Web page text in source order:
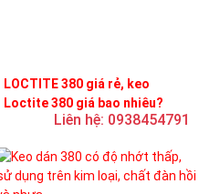
LOCTITE 380 giá rẻ, keo
Loctite 380 giá bao nhiêu?
Liên hệ: 0938454791